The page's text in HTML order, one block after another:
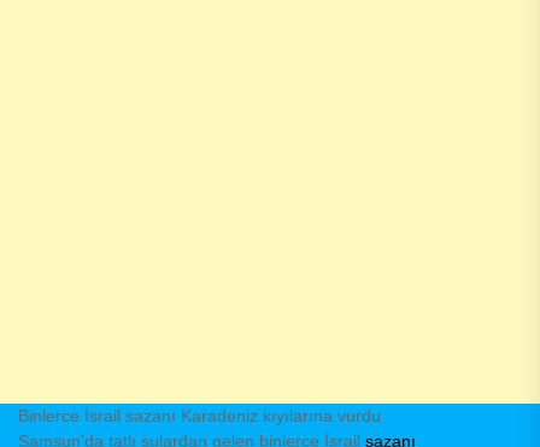
Binlerce İsrail sazanı Karadeniz kıyılarına vurdu
Samsun’da tatlı sulardan gelen binlerce İsrail sazanı